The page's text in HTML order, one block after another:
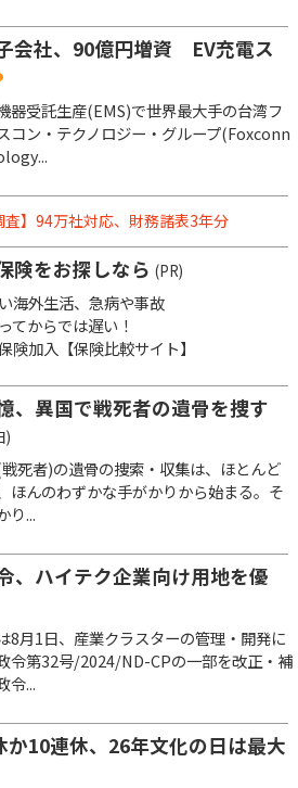
会社、90億円増資 EV充電ス
器受託生産(EMS)で世界最大手の台湾フ
コン・テクノロジー・グループ(Foxconn
査】94万社対応、財務諸表3年分
険をお探しなら (PR)
海外生活、急病や事故
てからでは遅い！
険加入【保険比較サイト】
、異国で戦死者の遺骨を捜す
)
死者)の遺骨の捜索・収集は、ほとんど
ほんのわずかな手がかりから始まる。そ
り...
、ハイテク企業向け用地を優
8月1日、産業クラスターの管理・開発に
令第32号/2024/ND-CPの一部を改正・補
令...
10連休、26年文化の日は最大